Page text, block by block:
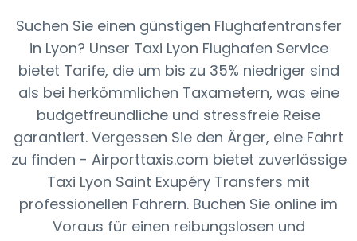
Suchen Sie einen günstigen Flughafentransfer
in Lyon? Unser Taxi Lyon Flughafen Service
bietet Tarife, die um bis zu 35% niedriger sind
als bei herkömmlichen Taxametern, was eine
budgetfreundliche und stressfreie Reise
garantiert. Vergessen Sie den Ärger, eine Fahrt
zu finden - Airporttaxis.com bietet zuverlässige
Taxi Lyon Saint Exupéry Transfers mit
professionellen Fahrern. Buchen Sie online im
Voraus für einen reibungslosen und